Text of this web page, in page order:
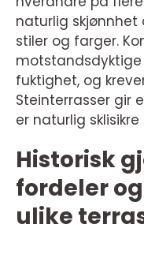
naturlig skjønnhet
stiler og farger.
fuktighet, og
Steinterrasser gir
er naturlig
Historisk
fordeler
ulike